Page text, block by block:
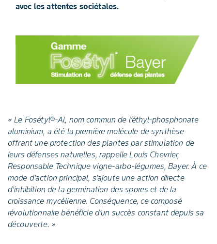
avec les attentes sociétales.
« Le Fosétyl®-Al, nom commun de l‘éthyl-phosphonate
aluminium, a été la première molécule de synthèse
offrant une protection des plantes par stimulation de
leurs défenses naturelles, rappelle Louis Chevrier,
Responsable Technique vigne-arbo-légumes, Bayer. À ce
mode d’action principal, s’ajoute une action directe
d’inhibition de la germination des spores et de la
croissance mycélienne. Conséquence, ce composé
révolutionnaire bénéficie d’un succès constant depuis sa
découverte. »